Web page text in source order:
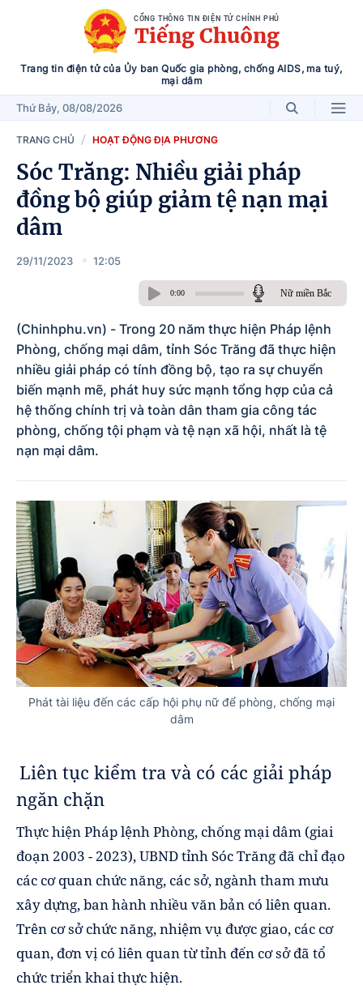
CỔNG THÔNG TIN ĐIỆN TỬ CHÍNH PHỦ
Tiếng Chuông
Trang tin điện tử của Ủy ban Quốc gia phòng, chống AIDS, ma tuý,
mại dâm
Thứ Bảy, 08/08/2026
TRANG CHỦ HOẠT ĐỘNG ĐỊA PHƯƠNG
Sóc Trăng: Nhiều giải pháp
đồng bộ giúp giảm tệ nạn mại
dâm
29/11/2023 12:05
0:00 Nữ miền Bắc
(Chinhphu.vn) - Trong 20 năm thực hiện Pháp lệnh
Phòng, chống mại dâm, tỉnh Sóc Trăng đã thực hiện
nhiều giải pháp có tính đồng bộ, tạo ra sự chuyển
biến mạnh mẽ, phát huy sức mạnh tổng hợp của cả
hệ thống chính trị và toàn dân tham gia công tác
phòng, chống tội phạm và tệ nạn xã hội, nhất là tệ
nạn mại dâm.
Phát tài liệu đến các cấp hội phụ nữ để phòng, chống mại
dâm
Liên tục kiểm tra và có các giải pháp
ngăn chặn
Thực hiện Pháp lệnh Phòng, chống mại dâm (giai
đoạn 2003 - 2023), UBND tỉnh Sóc Trăng đã chỉ đạo
các cơ quan chức năng, các sở, ngành tham mưu
xây dựng, ban hành nhiều văn bản có liên quan.
Trên cơ sở chức năng, nhiệm vụ được giao, các cơ
quan, đơn vị có liên quan từ tỉnh đến cơ sở đã tổ
chức triển khai thực hiện.